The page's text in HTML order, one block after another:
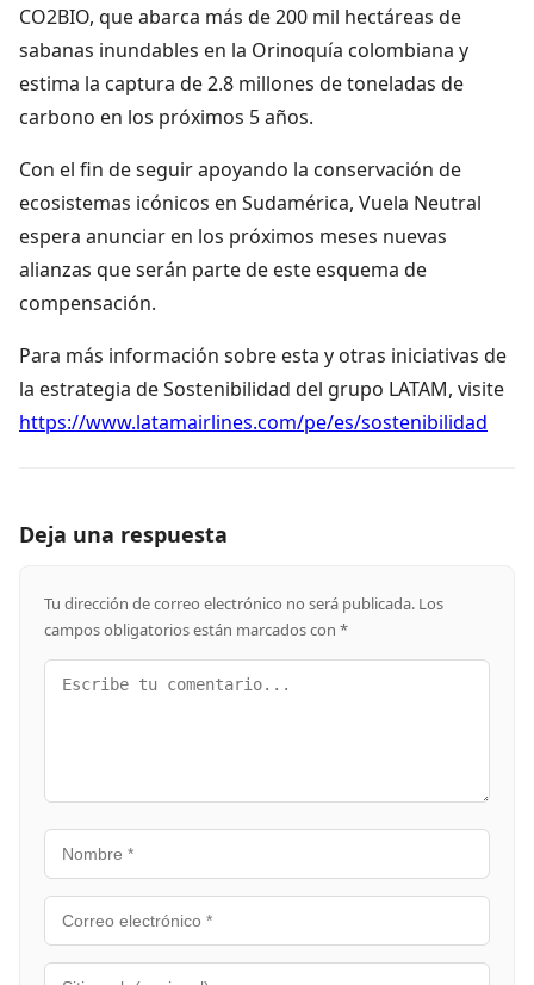
CO2BIO, que abarca más de 200 mil hectáreas de
sabanas inundables en la Orinoquía colombiana y
estima la captura de 2.8 millones de toneladas de
carbono en los próximos 5 años.
Con el fin de seguir apoyando la conservación de
ecosistemas icónicos en Sudamérica, Vuela Neutral
espera anunciar en los próximos meses nuevas
alianzas que serán parte de este esquema de
compensación.
Para más información sobre esta y otras iniciativas de
la estrategia de Sostenibilidad del grupo LATAM, visite
https://www.latamairlines.com/pe/es/sostenibilidad
Deja una respuesta
Tu dirección de correo electrónico no será publicada. Los
campos obligatorios están marcados con *